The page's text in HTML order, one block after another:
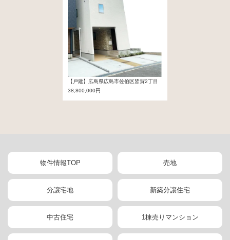
【戸建】広島県広島市佐伯区皆賀2丁目
38,800,000円
物件情報TOP 売地
分譲宅地 新築分譲住宅
中古住宅 1棟売りマンション